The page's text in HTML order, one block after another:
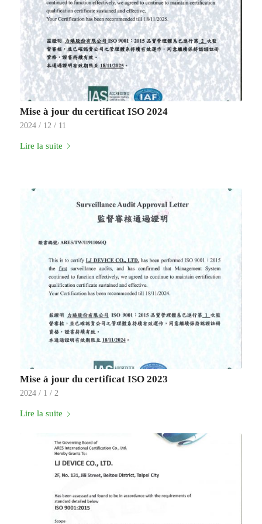
Mise à jour du certificat ISO 2024
2024 / 12 / 11
Lire la suite
Mise à jour du certificat ISO 2023
2024 / 1 / 2
Lire la suite